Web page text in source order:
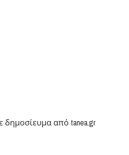
από tanea.gr